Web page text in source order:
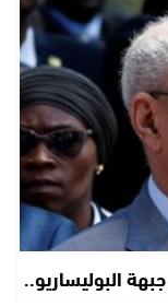
البوليساريو..